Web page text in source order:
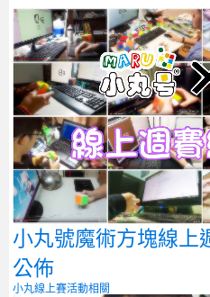
小丸號魔術方塊線
公佈
小丸線上賽活動相關